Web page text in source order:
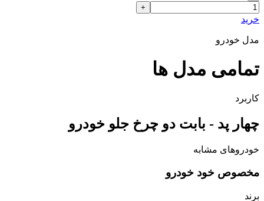
خرید
مدل خودرو
تمامی مدل ها
کاربرد
چهار پد - بابت دو چرخ جلو خودرو
خودروهای مشابه
مخصوص خود خودرو
برند